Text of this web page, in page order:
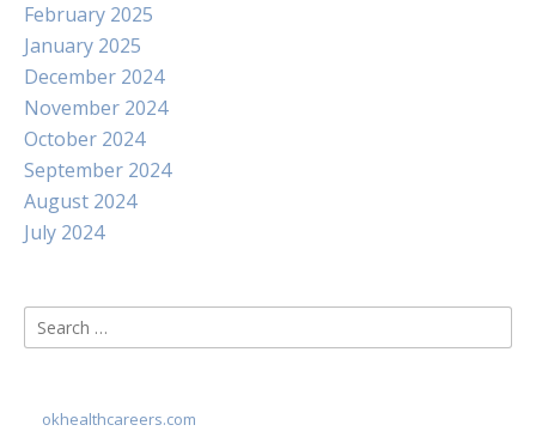
February 2025
January 2025
December 2024
November 2024
October 2024
September 2024
August 2024
July 2024
Search
for:
okhealthcareers.com